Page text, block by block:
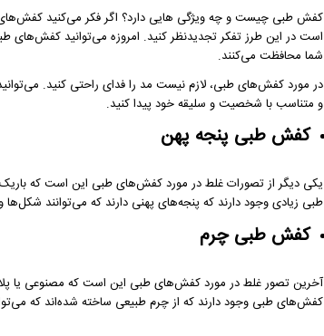
کفش طبی چیست و چه ویژگی هایی دارد؟ اگر فکر می‌کنید کفش‌های
است در این طرز تفکر تجدیدنظر کنید. امروزه می‌توانید کفش‌های
شما محافظت می‌کنند.
در مورد کفش‌های طبی، لازم نیست مد را فدای راحتی کنید.
و متناسب با شخصیت و سلیقه خود پیدا کنید.
کفش طبی پنجه پهن
یکی دیگر از تصورات غلط در مورد کفش‌های طبی این است که
طبی زیادی وجود دارند که پنجه‌های پهنی دارند که می‌توانند
کفش طبی چرم
آخرین تصور غلط در مورد کفش‌های طبی این است که مصنوعی یا
کفش‌های طبی وجود دارند که از چرم طبیعی ساخته شده‌اند که